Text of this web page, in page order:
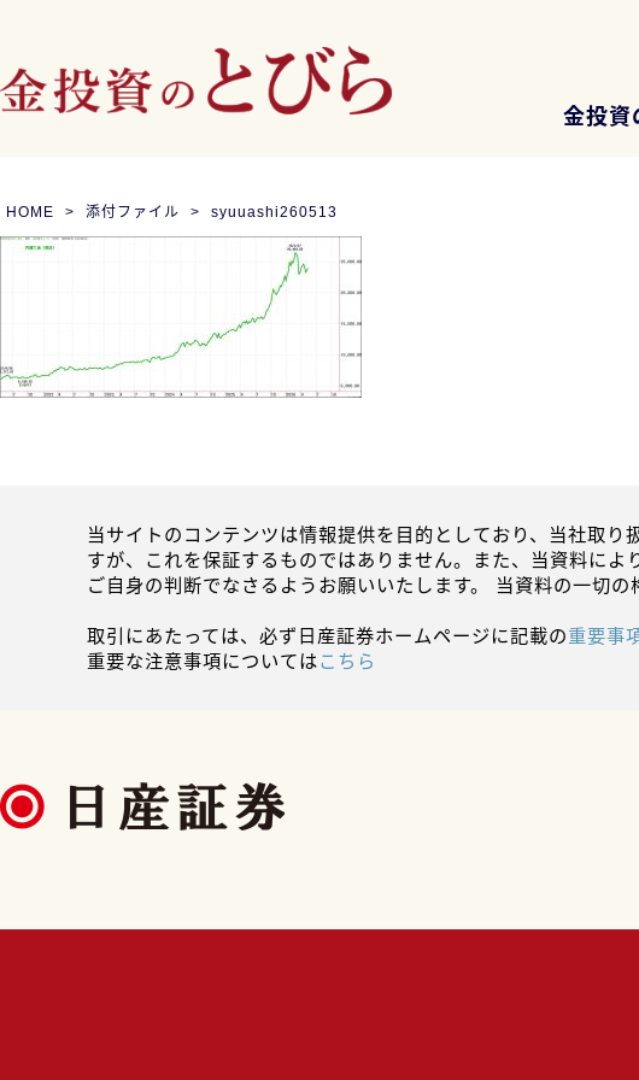
金投資
HOME 添付ファイル syuuashi260513
当サイトのコンテンツは情報提供を目的としており、当社取
すが、これを保証するものではありません。また、当資料に
ご自身の判断でなさるようお願いいたします。 当資料の一切
取引にあたっては、必ず日産証券ホームページに記載の重要事
重要な注意事項についてはこちら